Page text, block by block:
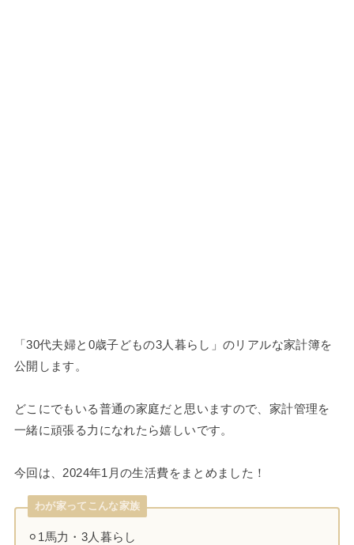
「30代夫婦と0歳子どもの3人暮らし」のリアルな家計簿を
公開します。
どこにでもいる普通の家庭だと思いますので、家計管理を
一緒に頑張る力になれたら嬉しいです。
今回は、2024年1月の生活費をまとめました！
わが家ってこんな家族
⚪︎1馬力・3人暮らし